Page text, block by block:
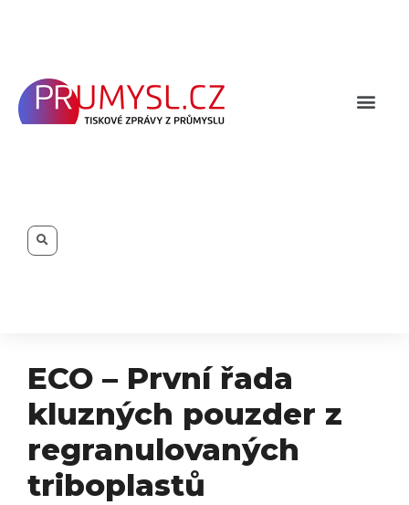
Search
ECO – První řada
kluzných pouzder z
regranulovaných
triboplastů